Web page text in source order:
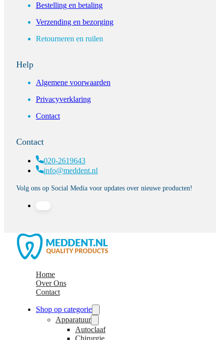
Bestelling en betaling
Verzending en bezorging
Retourneren en ruilen
Help
Algemene voorwaarden
Privacyverklaring
Contact
Contact
020-2619643
info@meddent.nl
Volg ons op Social Media voor updates over nieuwe producten!
Home
Over Ons
Contact
Shop op categorie
Apparatuur
Autoclaaf
Chirurgie